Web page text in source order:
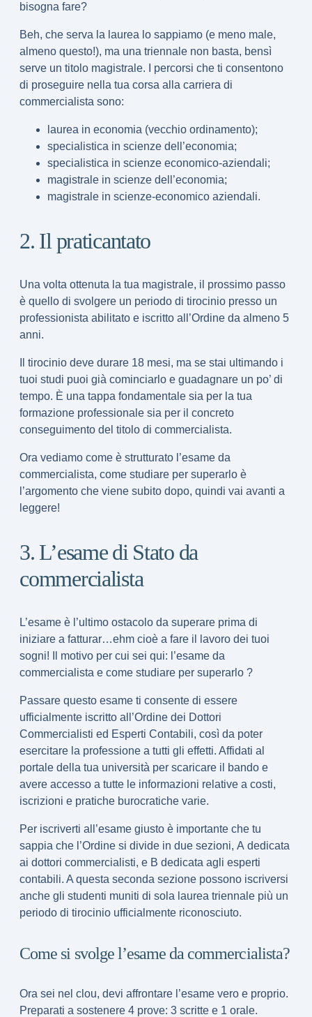
bisogna fare?
Beh, che serva la laurea lo sappiamo (e meno male,
almeno questo!), ma una triennale non basta, bensì
serve un titolo magistrale. I percorsi che ti consentono
di proseguire nella tua corsa alla carriera di
commercialista sono:
laurea in economia (vecchio ordinamento);
specialistica in scienze dell’economia;
specialistica in scienze economico-aziendali;
magistrale in scienze dell’economia;
magistrale in scienze-economico aziendali.
2. Il praticantato
Una volta ottenuta la tua magistrale, il prossimo passo
è quello di svolgere un periodo di tirocinio presso un
professionista abilitato e iscritto all’Ordine da almeno 5
anni.
Il tirocinio deve durare 18 mesi, ma se stai ultimando i
tuoi studi puoi già cominciarlo e guadagnare un po’ di
tempo. È una tappa fondamentale sia per la tua
formazione professionale sia per il concreto
conseguimento del titolo di commercialista.
Ora vediamo come è strutturato l’esame da
commercialista, come studiare per superarlo è
l’argomento che viene subito dopo, quindi vai avanti a
leggere!
3. L’esame di Stato da
commercialista
L’esame è l’ultimo ostacolo da superare prima di
iniziare a fatturar…ehm cioè a fare il lavoro dei tuoi
sogni! Il motivo per cui sei qui: l’esame da
commercialista e come studiare per superarlo ?
Passare questo esame ti consente di essere
ufficialmente iscritto all’Ordine dei Dottori
Commercialisti ed Esperti Contabili, così da poter
esercitare la professione a tutti gli effetti. Affidati al
portale della tua università per scaricare il
bando e
avere accesso a tutte le informazioni relative a costi,
iscrizioni e pratiche burocratiche varie.
Per iscriverti all’esame giusto è importante che tu
sappia che l’Ordine si divide in due sezioni,A dedicata
ai dottori commercialisti, e B dedicata agli esperti
contabili. A questa seconda sezione possono iscriversi
anche gli studenti muniti di sola laurea triennale più un
periodo di tirocinio ufficialmente riconosciuto.
Come si svolge l’esame da commercialista?
Ora sei nel clou, devi affrontare l’esame vero e proprio.
Preparati a sostenere 4 prove: 3 scritte e 1 orale.